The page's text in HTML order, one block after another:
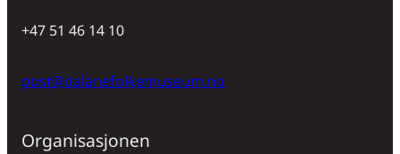
+47 51 46 14 10
post@dalanefolkemuseum.no
Organisasjonen